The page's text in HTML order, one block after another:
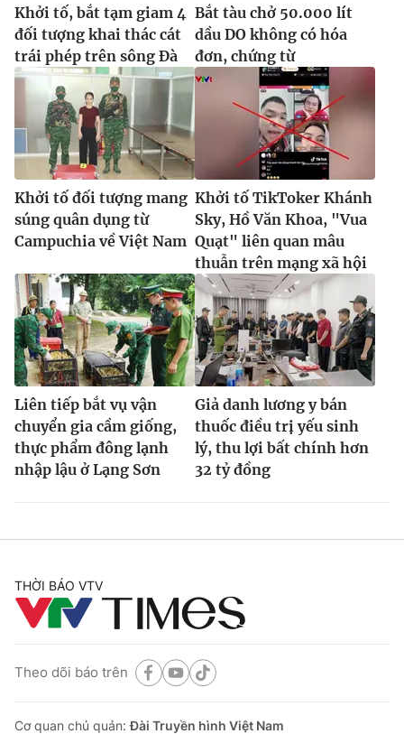
Khởi tố, bắt tạm giam 4
đối tượng khai thác cát
trái phép trên sông Đà
Bắt tàu chở 50.000 lít
dầu DO không có hóa
đơn, chứng từ
Khởi tố đối tượng mang
súng quân dụng từ
Campuchia về Việt Nam
Khởi tố TikToker Khánh
Sky, Hồ Văn Khoa, "Vua
Quạt" liên quan mâu
thuẫn trên mạng xã hội
Liên tiếp bắt vụ vận
chuyển gia cầm giống,
thực phẩm đông lạnh
nhập lậu ở Lạng Sơn
Giả danh lương y bán
thuốc điều trị yếu sinh
lý, thu lợi bất chính hơn
32 tỷ đồng
THỜI BÁO VTV
Theo dõi báo trên
Cơ quan chủ quản:Đài Truyền hình Việt Nam